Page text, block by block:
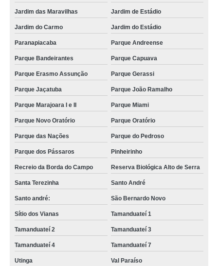
Jardim das Maravilhas Jardim de Estádio
Jardim do Carmo Jardim do Estádio
Paranapiacaba Parque Andreense
Parque Bandeirantes Parque Capuava
Parque Erasmo Assunção Parque Gerassi
Parque Jaçatuba Parque João Ramalho
Parque Marajoara I e II Parque Miami
Parque Novo Oratório Parque Oratório
Parque das Nações Parque do Pedroso
Parque dos Pássaros Pinheirinho
Recreio da Borda do Campo Reserva Biológica Alto de Serra
Santa Terezinha Santo André
Santo andré: São Bernardo Novo
Sítio dos Vianas Tamanduateí 1
Tamanduateí 2 Tamanduateí 3
Tamanduateí 4 Tamanduateí 7
Utinga Val Paraíso